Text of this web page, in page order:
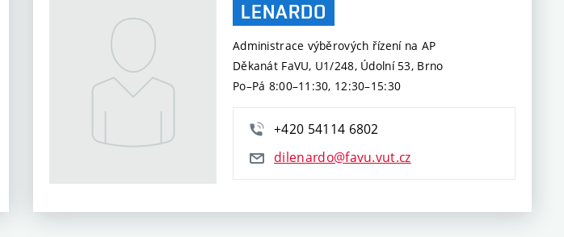
LENARDO
Administrace výběrových řízení na AP
Děkanát FaVU, U1/248, Údolní 53, Brno
Po–Pá 8:00–11:30, 12:30–15:30
+420 54114 6802
dilenardo@favu.vut.cz